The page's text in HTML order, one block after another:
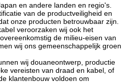
en andere landen en regio's.
van de productveiligheid en
onze producten betrouwbaar zijn.
veroorzaken wij ook het
de milieu-eisen van
wij ons gemeenschappelijk groen
wij douaneontwerp, productie
vereisten van draad en kabel, of
klantenbouw voldoen om